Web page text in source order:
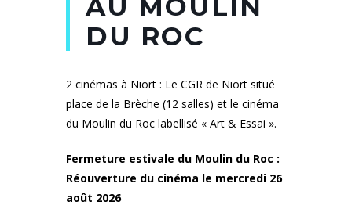
DU ROC
2 cinémas à Niort : Le CGR de Niort situé
place de la Brèche (12 salles) et le cinéma
du Moulin du Roc labellisé « Art & Essai ».
Fermeture estivale du Moulin du Roc :
Réouverture du cinéma le mercredi 26
août 2026